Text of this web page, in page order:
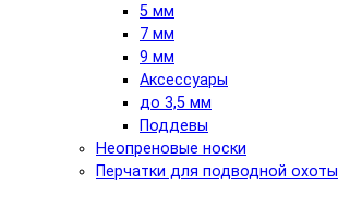
5 мм
7 мм
9 мм
Аксессуары
до 3,5 мм
Поддевы
Неопреновые носки
Перчатки для подводной охоты